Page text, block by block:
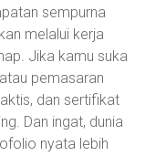
sempurna
melalui kerja
Jika kamu suka
pemasaran
dan sertifikat
Dan ingat, dunia
nyata lebih